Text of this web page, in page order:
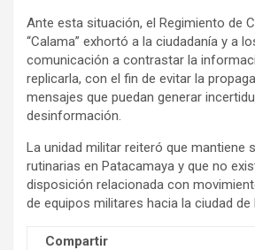
n
t
:
Ante esta situación, el Regimiento de
“Calama” exhortó a la ciudadanía y a
comunicación a contrastar la
replicarla, con el fin de evitar la
mensajes que puedan generar
desinformación.
La unidad militar reiteró que mantiene
rutinarias en Patacamaya y que no
disposición relacionada con
de equipos militares hacia la ciudad de
Compartir